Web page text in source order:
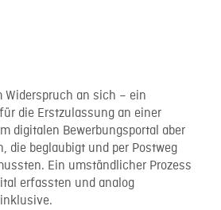
Widerspruch an sich – ein
die Erstzulassung an einer
digitalen Bewerbungsportal aber
die beglaubigt und per Postweg
Ein umständlicher Prozess
erfassten und analog